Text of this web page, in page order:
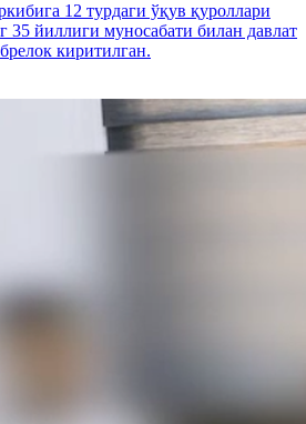
12 турдаги ўқув қуроллари
35 йиллиги муносабати билан давлат
киритилган.